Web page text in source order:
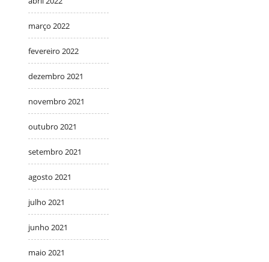
março 2022
fevereiro 2022
dezembro 2021
novembro 2021
outubro 2021
setembro 2021
agosto 2021
julho 2021
junho 2021
maio 2021